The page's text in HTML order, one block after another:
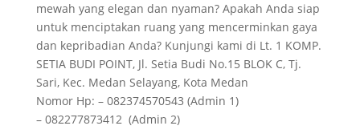
mewah yang elegan dan nyaman? Apakah Anda siap
untuk menciptakan ruang yang mencerminkan gaya
dan kepribadian Anda? Kunjungi kami di Lt. 1 KOMP.
SETIA BUDI POINT, Jl. Setia Budi No.15 BLOK C, Tj.
Sari, Kec. Medan Selayang, Kota Medan
Nomor Hp: – 082374570543 (Admin 1)
– 082277873412 (Admin 2)